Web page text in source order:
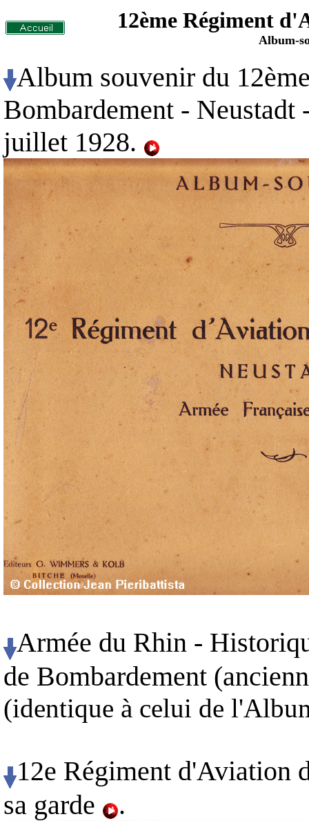
12ème Régiment
Album-
Album souvenir du
Bombardement -
juillet 1928.
Armée du Rhin -
de Bombardement
(identique à celui de
12e Régiment d'Aviation
sa garde
.